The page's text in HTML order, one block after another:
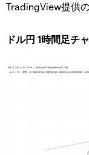
TradingView提供
ドル円 1時間足チ